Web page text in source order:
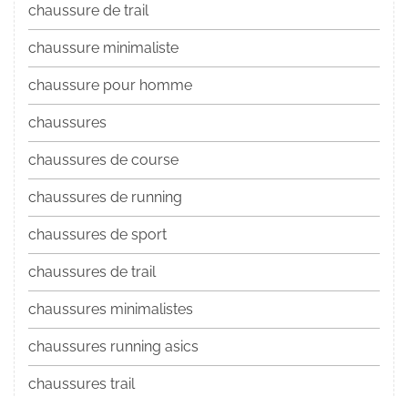
chaussure de trail
chaussure minimaliste
chaussure pour homme
chaussures
chaussures de course
chaussures de running
chaussures de sport
chaussures de trail
chaussures minimalistes
chaussures running asics
chaussures trail